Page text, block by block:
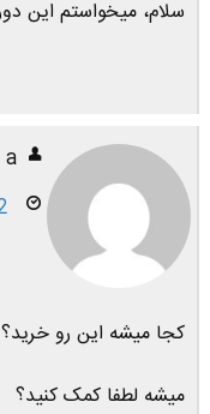
سلام، میخواستم این
a
کجا میشه این رو خرید؟
میشه لطفا کمک کنید؟